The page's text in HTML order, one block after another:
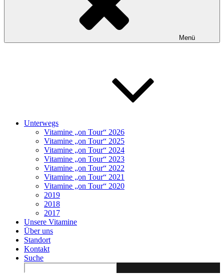
Menü
Unterwegs
Vitamine „on Tour“ 2026
Vitamine „on Tour“ 2025
Vitamine „on Tour“ 2024
Vitamine „on Tour“ 2023
Vitamine „on Tour“ 2022
Vitamine „on Tour“ 2021
Vitamine „on Tour“ 2020
2019
2018
2017
Unsere Vitamine
Über uns
Standort
Kontakt
Suche
Search
for: